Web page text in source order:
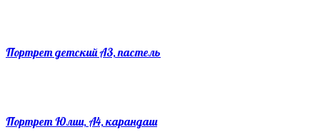
Портрет детский А3, пастель
Портрет Юлии, А4, карандаш